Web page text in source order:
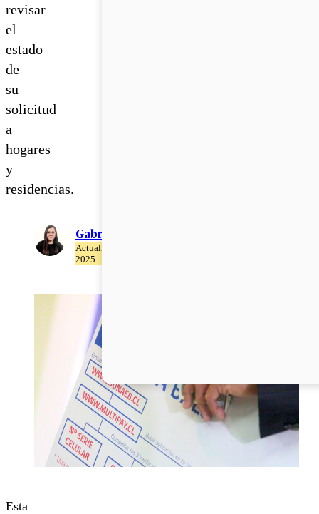
revisar
el
estado
de
su
solicitud
a
hogares
y
residencias.
Gabriela Romo
Actualizado el 09 de Julio del
2025
Esta